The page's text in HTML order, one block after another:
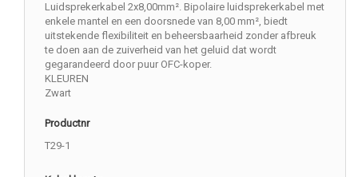
Luidsprekerkabel 2x8,00mm². Bipolaire luidsprekerkabel met
enkele mantel en een doorsnede van 8,00 mm², biedt
uitstekende flexibiliteit en beheersbaarheid zonder afbreuk
te doen aan de zuiverheid van het geluid dat wordt
gegarandeerd door puur OFC-koper.
KLEUREN
Zwart
Productnr
T29-1